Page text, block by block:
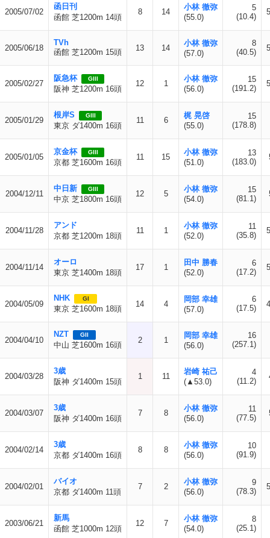
2005/07/02
函日刊
函館 芝1200m 14頭
8 14
小林 徹弥
(55.0)
5
(10.4)
2005/06/18
TVh
函館 芝1200m 15頭
13 14
小林 徹弥
(57.0)
8
(40.5)
2005/02/27
阪急杯 GIII
阪神 芝1200m 16頭
12 1
小林 徹弥
(56.0)
15
(191.2)
2005/01/29
根岸S GIII
東京 ダ1400m 16頭
11 6
梶 晃啓
(55.0)
15
(178.8)
2005/01/05
京金杯 GIII
京都 芝1600m 16頭
11 15
小林 徹弥
(51.0)
13
(183.0)
2004/12/11
中日新 GIII
中京 芝1800m 16頭
12 5
小林 徹弥
(54.0)
15
(81.1)
2004/11/28
アンド
京都 芝1200m 18頭
11 1
小林 徹弥
(52.0)
11
(35.8)
2004/11/14
オーロ
東京 芝1400m 18頭
17 1
田中 勝春
(52.0)
6
(17.2)
2004/05/09
NHK GI
東京 芝1600m 18頭
14 4
岡部 幸雄
(57.0)
6
(17.5)
2004/04/10
NZT GII
中山 芝1600m 16頭
2 1
岡部 幸雄
(56.0)
16
(257.1)
2004/03/28
3歳
阪神 ダ1400m 15頭
1 11
岩崎 祐己
(▲53.0)
4
(11.2)
2004/03/07
3歳
阪神 ダ1400m 16頭
7 8
小林 徹弥
(56.0)
11
(77.5)
2004/02/14
3歳
京都 ダ1400m 16頭
8 8
小林 徹弥
(56.0)
10
(91.9)
2004/02/01
バイオ
京都 ダ1400m 11頭
7 2
小林 徹弥
(56.0)
9
(78.3)
2003/06/21
新馬
函館 芝1000m 12頭
12 7
小林 徹弥
(54.0)
8
(25.1)